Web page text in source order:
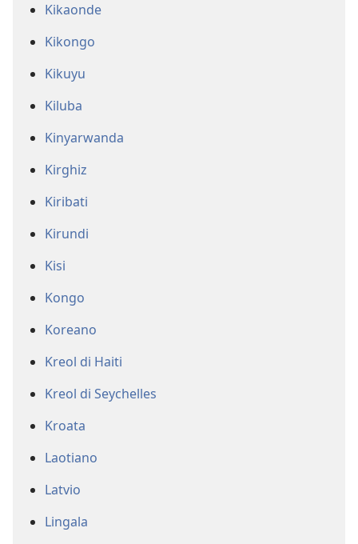
Kikaonde
Kikongo
Kikuyu
Kiluba
Kinyarwanda
Kirghiz
Kiribati
Kirundi
Kisi
Kongo
Koreano
Kreol di Haiti
Kreol di Seychelles
Kroata
Laotiano
Latvio
Lingala